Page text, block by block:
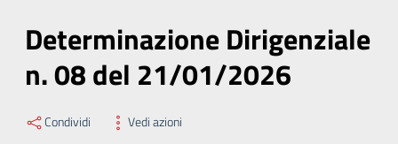
Determinazione Dirigenziale
n. 08 del 21/01/2026
Condividi Vedi azioni